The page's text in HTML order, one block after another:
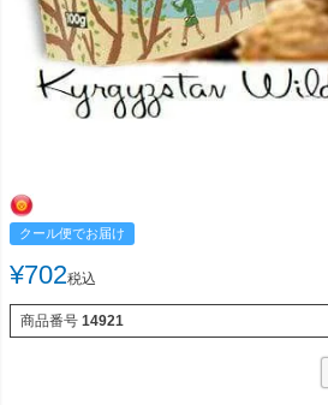
クール便でお届け
¥702税込
商品番号 14921